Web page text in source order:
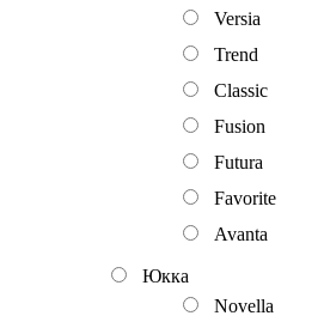
Versia
Trend
Classic
Fusion
Futura
Favorite
Avanta
Юкка
Novella